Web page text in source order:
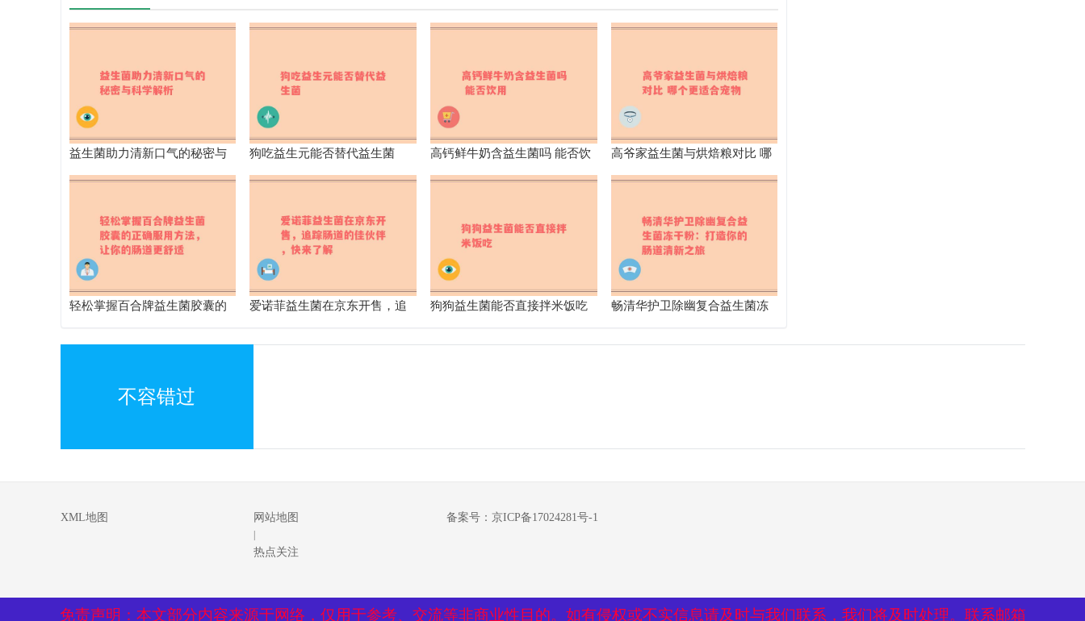
益生菌助力清新口气的秘密与
科学解析
狗吃益生元能否替代益生菌
高钙鲜牛奶含益生菌吗 能否饮
用
高爷家益生菌与烘焙粮对比 哪
个更适合宠物
轻松掌握百合牌益生菌胶囊的
舒适
爱诺菲益生菌在京东开售，追
狗狗益生菌能否直接拌米饭吃
畅清华护卫除幽复合益生菌冻
免责声明：本文部分内容来源于网络，仅用于参考、交流等非商业性目的。如有侵权或不实信息请及时与我们联系，我们将及时处理。联系邮箱
不容错过
XML地图 网站地图
热点关注
备案号：京ICP备17024281号-1
免责声明：本文部分内容来源于网络，仅用于参考、交流等非商业性目的。如有侵权或不实信息请及时与我们联系，我们将及时处理。联系邮箱